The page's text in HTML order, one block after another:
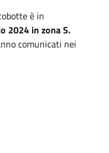
è in
2024 in zona S.
comunicati nei